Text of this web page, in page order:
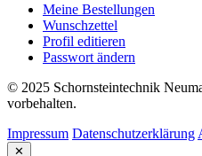
Meine Bestellungen
Wunschzettel
Profil editieren
Passwort ändern
© 2025 Schornsteintechnik
vorbehalten.
Impressum Datenschutzerklärung
✕